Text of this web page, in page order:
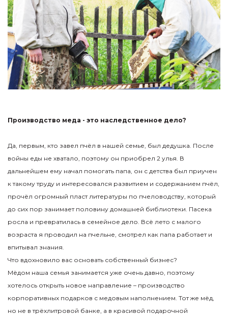
Производство меда - это наследственное дело?
Да, первым, кто завел пчёл в нашей семье, был дедушка. После
войны еды не хватало, поэтому он приобрел 2 улья. В
дальнейшем ему начал помогать папа, он с детства был приучен
к такому труду и интересовался развитием и содержанием пчёл,
прочёл огромный пласт литературы по пчеловодству, который
до сих пор занимает половину домашней библиотеки. Пасека
росла и превратилась в семейное дело. Всё лето с малого
возраста я проводил на пчельне, смотрел как папа работает и
впитывал знания.
Что вдохновило вас основать собственный бизнес?
Мёдом наша семья занимается уже очень давно, поэтому
хотелось открыть новое направление – производство
корпоративных подарков с медовым наполнением. Тот же мёд,
но не в трёхлитровой банке, а в красивой подарочной